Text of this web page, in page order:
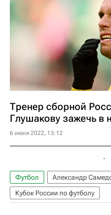
Тренер сборной
Глушакову зажечь в
6 июня 2022, 13:12
Футбол Александр
Кубок России по футболу